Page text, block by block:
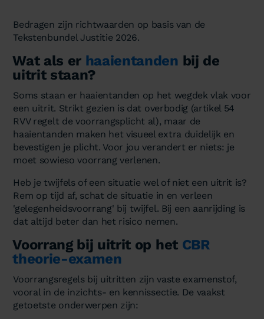
Bedragen zijn richtwaarden op basis van de
Tekstenbundel Justitie 2026.
Wat als er haaientanden bij de
uitrit staan?
Soms staan er haaientanden op het wegdek vlak voor
een uitrit. Strikt gezien is dat overbodig (artikel 54
RVV regelt de voorrangsplicht al), maar de
haaientanden maken het visueel extra duidelijk en
bevestigen je plicht. Voor jou verandert er niets: je
moet sowieso voorrang verlenen.
Heb je twijfels of een situatie wel of niet een uitrit is?
Rem op tijd af, schat de situatie in en verleen
'gelegenheidsvoorrang' bij twijfel. Bij een aanrijding is
dat altijd beter dan het risico nemen.
Voorrang bij uitrit op het CBR
theorie-examen
Voorrangsregels bij uitritten zijn vaste examenstof,
vooral in de inzichts- en kennissectie. De vaakst
getoetste onderwerpen zijn: